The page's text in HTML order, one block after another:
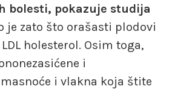
bolesti, pokazuje studija
je zato što orašasti plodovi
holesterol. Osim toga,
i
i vlakna koja štite